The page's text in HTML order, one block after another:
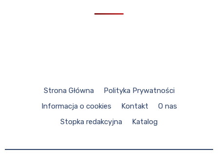
Strona Główna
Polityka Prywatności
Informacja o cookies
Kontakt
O nas
Stopka redakcyjna
Katalog